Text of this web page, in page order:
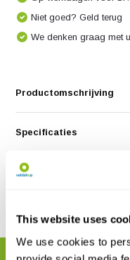
This website uses
We use cookies to
Niet goed? Geld terug
We denken graag met
Productomschrijving
Specificaties
Reviews